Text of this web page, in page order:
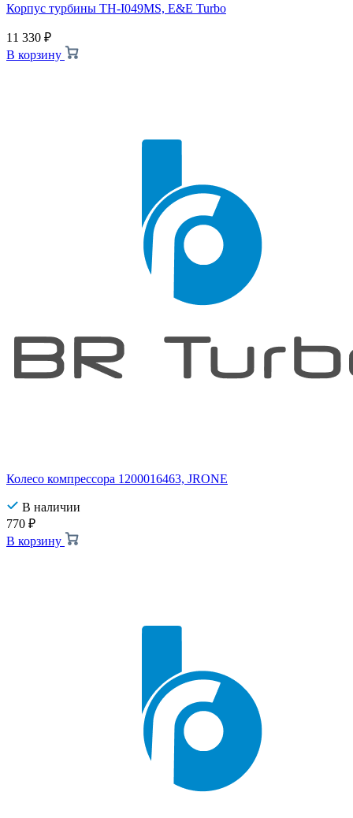
Корпус турбины TH-I049MS, E&E Turbo
11 330 ₽
В корзину
Колесо компрессора 1200016463, JRONE
В наличии
770 ₽
В корзину